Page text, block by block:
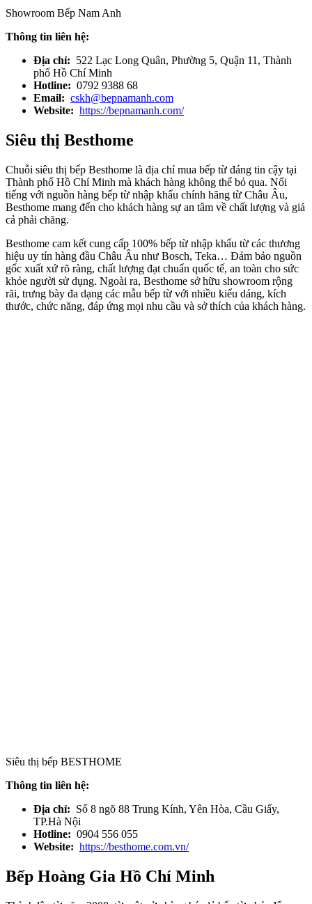
Showroom Bếp Nam Anh
Thông tin liên hệ:
Địa chỉ: 522 Lạc Long Quân, Phường 5, Quận 11, Thành
phố Hồ Chí Minh
Hotline: 0792 9388 68
Email: cskh@bepnamanh.com
Website: https://bepnamanh.com/
Siêu thị Besthome
Chuỗi siêu thị bếp Besthome là địa chỉ mua bếp từ đáng tin cậy tại
Thành phố Hồ Chí Minh mà khách hàng không thể bỏ qua. Nổi
tiếng với nguồn hàng bếp từ nhập khẩu chính hãng từ Châu Âu,
Besthome mang đến cho khách hàng sự an tâm về chất lượng và giá
cả phải chăng.
Besthome cam kết cung cấp 100% bếp từ nhập khẩu từ các thương
hiệu uy tín hàng đầu Châu Âu như Bosch, Teka… Đảm bảo nguồn
gốc xuất xứ rõ ràng, chất lượng đạt chuẩn quốc tế, an toàn cho sức
khỏe người sử dụng. Ngoài ra, Besthome sở hữu showroom rộng
rãi, trưng bày đa dạng các mẫu bếp từ với nhiều kiểu dáng, kích
thước, chức năng, đáp ứng mọi nhu cầu và sở thích của khách hàng.
Siêu thị bếp BESTHOME
Thông tin liên hệ:
Địa chỉ: Số 8 ngõ 88 Trung Kính, Yên Hòa, Cầu Giấy,
TP.Hà Nội
Hotline: 0904 556 055
Website: https://besthome.com.vn/
Bếp Hoàng Gia Hồ Chí Minh